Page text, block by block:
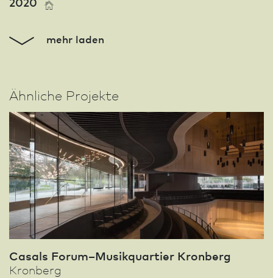
mehr laden
Ähnliche Projekte
Casals Forum–Musikquartier Kronberg
Kronberg